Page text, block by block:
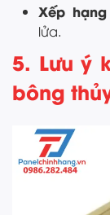
Xếp
lửa.
5. Lưu ý
bông